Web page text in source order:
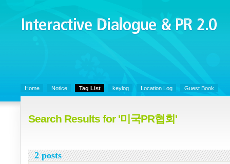
Interactive Dialogue &
PR 2.0
Home Notice Tag List keylog Location Log Guest Book
Search Results for '미국PR협회'
2 posts